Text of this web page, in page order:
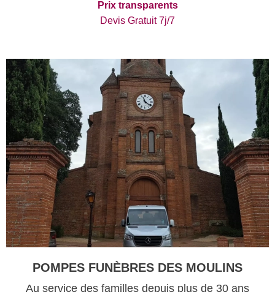
Prix transparents
Devis Gratuit 7j/7
POMPES FUNÈBRES DES MOULINS
Au service des familles depuis plus de 30 ans